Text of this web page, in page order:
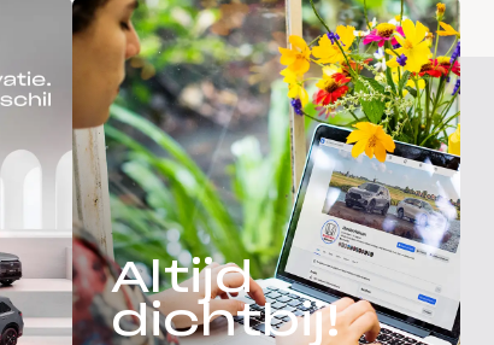
Altijd
dichtbij!